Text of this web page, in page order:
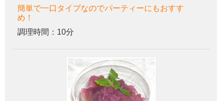
簡単で一口タイプなのでパーティーにもおすす
め！
調理時間：10分